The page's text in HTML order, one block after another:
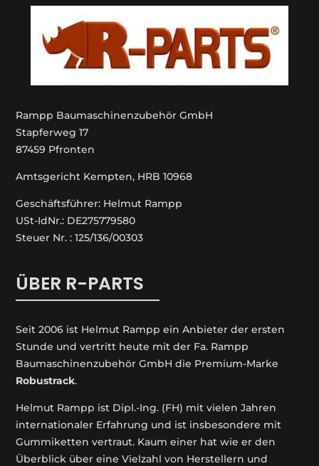
Rampp Baumaschinenzubehör GmbH
Stapferweg 17
87459 Pfronten
Amtsgericht Kempten, HRB 10968
Geschäftsführer: Helmut Rampp
USt-IdNr.: DE275779580
Steuer Nr. : 125/136/00303
ÜBER R-PARTS
Seit 2006 ist Helmut Rampp ein An­bieter der ersten
Stunde und vertritt heute mit der Fa. Rampp
Baumaschinenzubehör GmbH die Premium-Marke
Robustrack.
Helmut Rampp ist Dipl.-Ing. (FH) mit vielen Jahren
internationaler Erfahrung und ist insbesondere mit
Gummiketten vertraut. Kaum einer hat wie er den
Überblick über eine Vielzahl von Herstellern und